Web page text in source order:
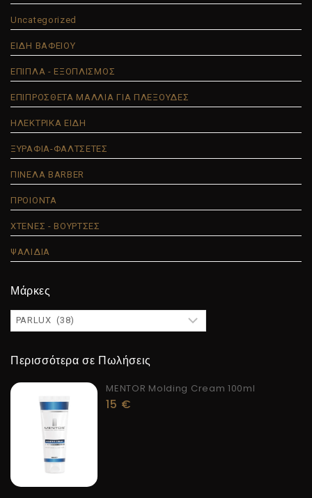
Uncategorized
ΕΙΔΗ ΒΑΦΕΙΟΥ
ΕΠΙΠΛΑ - ΕΞΟΠΛΙΣΜΟΣ
ΕΠΙΠΡΟΣΘΕΤΑ ΜΑΛΛΙΑ ΓΙΑ ΠΛΕΞΟΥΔΕΣ
ΗΛΕΚΤΡΙΚΑ ΕΙΔΗ
ΞΥΡΑΦΙΑ-ΦΑΛΤΣΕΤΕΣ
ΠΙΝΕΛΑ BARBER
ΠΡΟΙΟΝΤΑ
ΧΤΕΝΕΣ - ΒΟΥΡΤΣΕΣ
ΨΑΛΙΔΙΑ
Μάρκες
Περισσότερα σε Πωλήσεις
MENTOR Molding Cream 100ml
15 €